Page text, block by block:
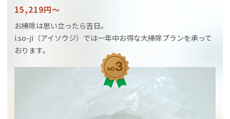
15,219円〜
お掃除は思い立ったら吉日。
i.so-ji（アイソウジ）では一年中お得な大掃除プランを承って
おります。